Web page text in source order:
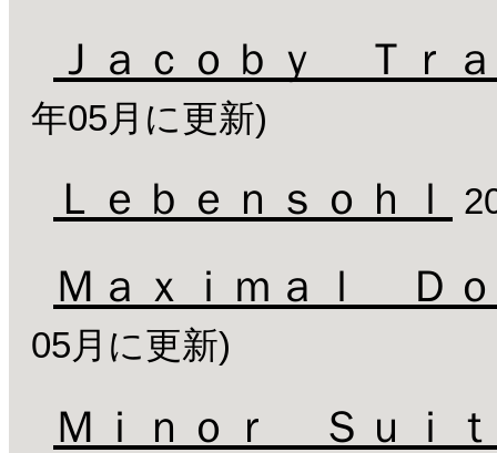
Ｊａｃｏｂｙ Ｔｒ
年05月に更新)
Ｌｅｂｅｎｓｏｈｌ
Ｍａｘｉｍａｌ Ｄ
05月に更新)
Ｍｉｎｏｒ Ｓｕｉ